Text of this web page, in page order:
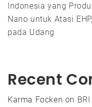
Indonesia yang
Nano untuk Atasi
pada Udang
Recent
Karma Focken on